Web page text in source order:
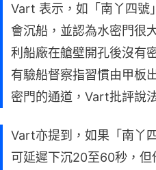
Vart 表示，如「南丫四號
會沉船，並認為水密門很
利船廠在艙壁開孔後沒有
有驗船督察指習慣由甲板
密門的通道，Vart批評說
Vart亦提到，如果「南丫
可延遲下沉20至60秒，